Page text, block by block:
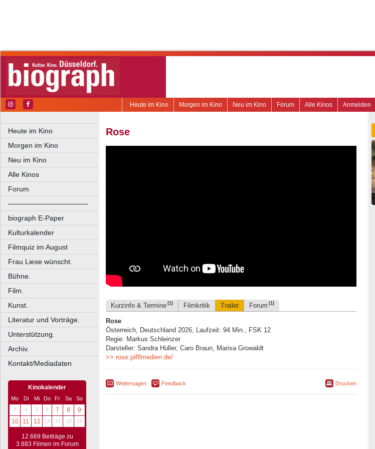
Anmelden
Alle Kinos
Forum
Neu im Kino
Morgen im Kino
Heute im Kino
Heute im Kino
Morgen im Kino
Neu im Kino
Alle Kinos
Forum
––––––––––––––––––––
biograph E-Paper
Kulturkalender
Filmquiz im August
Frau Liese wünscht.
Bühne.
Film.
Kunst.
Literatur und Vorträge.
Unterstützung.
Archiv.
Kontakt/Mediadaten
Kinokalender
Mo Di Mi Do Fr Sa
So
3
4 5 6 7 8
9
10
11 12 13 14 15 16
12.669 Beiträge zu
3.883 Filmen im Forum
Rose
Kurzinfo & Termine (1) Filmkritik Trailer Forum (1)
Rose
Österreich, Deutschland 2026, Laufzeit: 94 Min., FSK 12
Regie: Markus Schleinzer
Darsteller: Sandra Hüller, Caro Braun, Marisa Growaldt
>> rose.pifflmedien.de/
Weitersagen Feedback Drucken